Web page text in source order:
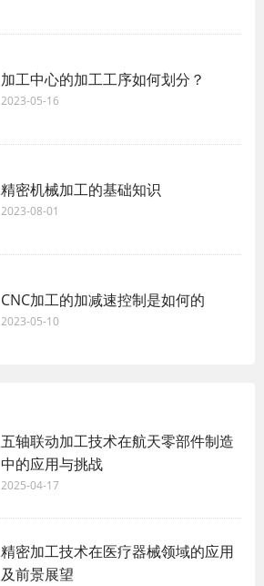
加工中心的加工工序如何划分？
2023-05-16
精密机械加工的基础知识
2023-08-01
CNC加工的加减速控制是如何的
2023-05-10
五轴联动加工技术在航天零部件制造
中的应用与挑战
2025-04-17
精密加工技术在医疗器械领域的应用
及前景展望